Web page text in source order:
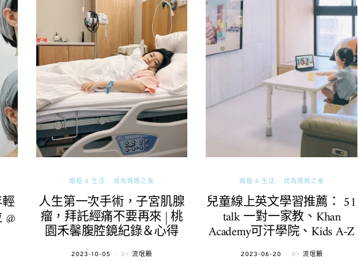
婚姻 & 生活 成為媽媽之後
人生第一次手術，子宮肌腺
瘤，拜託經痛不要再來 | 桃
園禾馨腹腔鏡紀錄＆心得
POSTED
2023-10-05 BY 流氓顆
婚姻 & 生活 成為媽媽之後
兒童線上英文學習推薦： 51
talk 一對一家教、Khan
Academy可汗學院、Kids A-Z
POSTED
2023-06-20 BY 流氓顆